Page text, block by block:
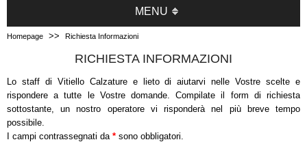
MENU
Homepage >> Richiesta Informazioni
RICHIESTA INFORMAZIONI
Lo staff di Vitiello Calzature e lieto di aiutarvi nelle Vostre scelte e
rispondere a tutte le Vostre domande. Compilate il form di richiesta
sottostante, un nostro operatore vi risponderà nel più breve tempo
possibile.
I campi contrassegnati da * sono obbligatori.